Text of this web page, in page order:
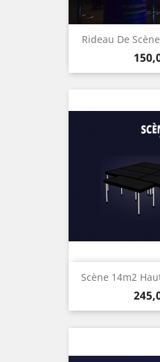
Rideau De
Prix
Scène 14m2
Prix